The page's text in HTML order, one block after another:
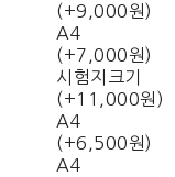
(+9,000원)
A4
(+7,000원)
시험지크기
(+11,000원)
A4
(+6,500원)
A4